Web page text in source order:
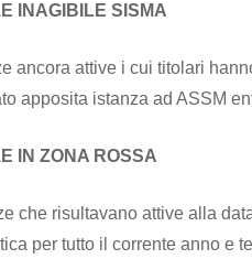
INAGIBILE SISMA
ancora attive i cui titolari
apposita istanza ad ASSM
IN ZONA ROSSA
che risultavano attive alla
per tutto il corrente anno e